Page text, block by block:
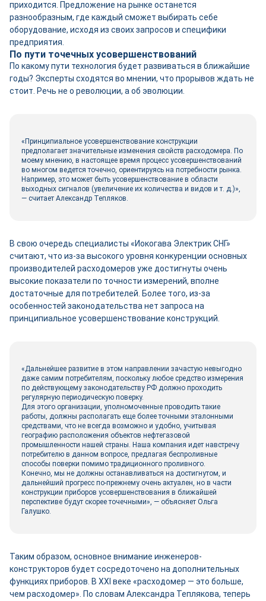
приходится. Предложение на рынке останется
разнообразным, где каждый сможет выбирать себе
оборудование, исходя из своих запросов и специфики
предприятия.
По пути точечных усовершенствований
По какому пути технология будет развиваться в ближайшие
годы? Эксперты сходятся во мнении, что прорывов ждать не
стоит. Речь не о революции, а об эволюции.
«Принципиальное усовершенствование конструкции
предполагает значительные изменения свойств расходомера. По
моему мнению, в настоящее время процесс усовершенствований
во многом ведется точечно, ориентируясь на потребности рынка.
Например, это может быть усовершенствование в области
выходных сигналов (увеличение их количества и видов и т. д.)»,
— считает Александр Тепляков.
В свою очередь специалисты «Иокогава Электрик СНГ»
считают, что из-за высокого уровня конкуренции основных
производителей расходомеров уже достигнуты очень
высокие показатели по точности измерений, вполне
достаточные для потребителей. Более того, из-за
особенностей законодательства нет запроса на
принципиальное усовершенствование конструкций.
«Дальнейшее развитие в этом направлении зачастую невыгодно
даже самим потребителям, поскольку любое средство измерения
по действующему законодательству РФ должно проходить
регулярную периодическую поверку.
Для этого организации, уполномоченные проводить такие
работы, должны располагать еще более точными эталонными
средствами, что не всегда возможно и удобно, учитывая
географию расположения объектов нефтегазовой
промышленности нашей страны. Наша компания идет навстречу
потребителю в данном вопросе, предлагая беспроливные
способы поверки помимо традиционного проливного.
Конечно, мы не должны останавливаться на достигнутом, и
дальнейший прогресс по-прежнему очень актуален, но в части
конструкции приборов усовершенствования в ближайшей
перспективе будут скорее точечными», — объясняет Ольга
Галушко.
Таким образом, основное внимание инженеров-
конструкторов будет сосредоточено на дополнительных
функциях приборов. В XXI веке «расходомер — это больше,
чем расходомер». По словам Александра Теплякова, теперь